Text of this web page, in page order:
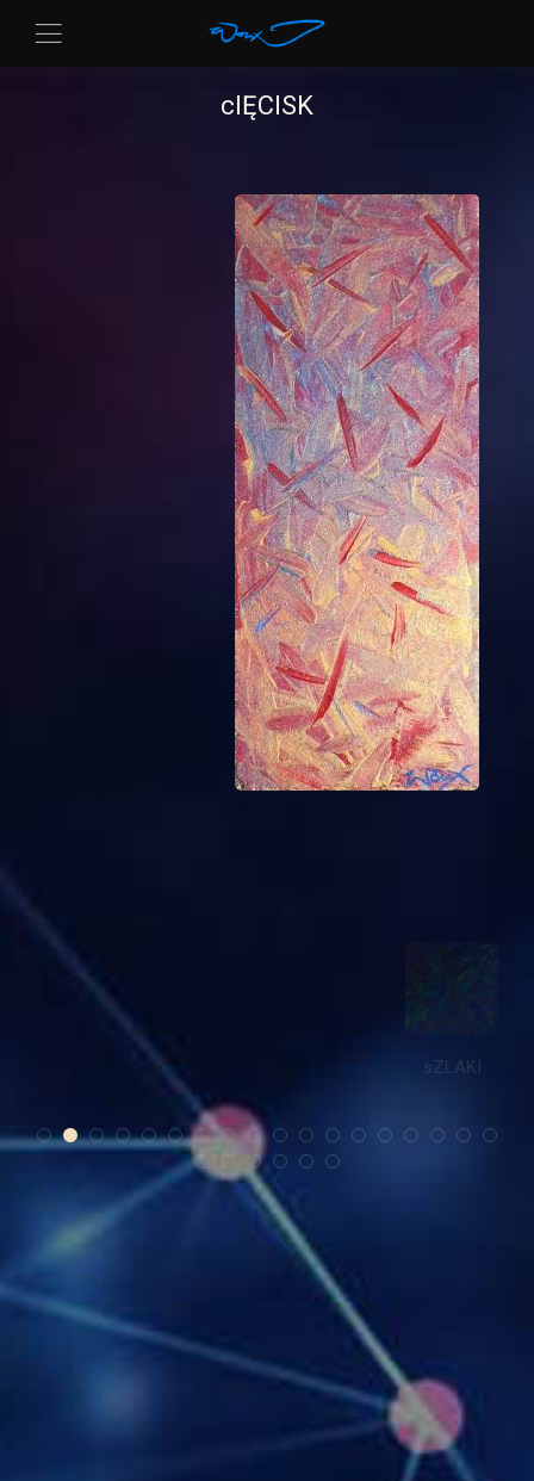
cIĘCISK
żYWIOŁOWOŚĆzMYSŁYWOLNE cYKLICZKA